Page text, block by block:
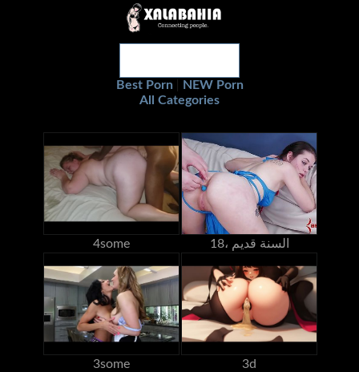
Best Porn
NEW Porn
All Categories
4some 18، السنة قديم
3some 3d